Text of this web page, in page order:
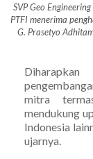
SVP Geo
PTFI menerima
G. Prasetyo
mitra
mendukung
Indonesia
ujarnya.